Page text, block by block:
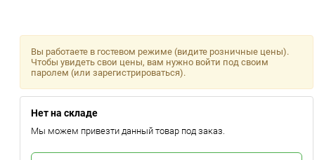
Вы работаете в гостевом режиме (видите розничные цены).
Чтобы увидеть свои цены, вам нужно войти под своим
паролем (или зарегистрироваться).
Нет на складе
Мы можем привезти данный товар под заказ.